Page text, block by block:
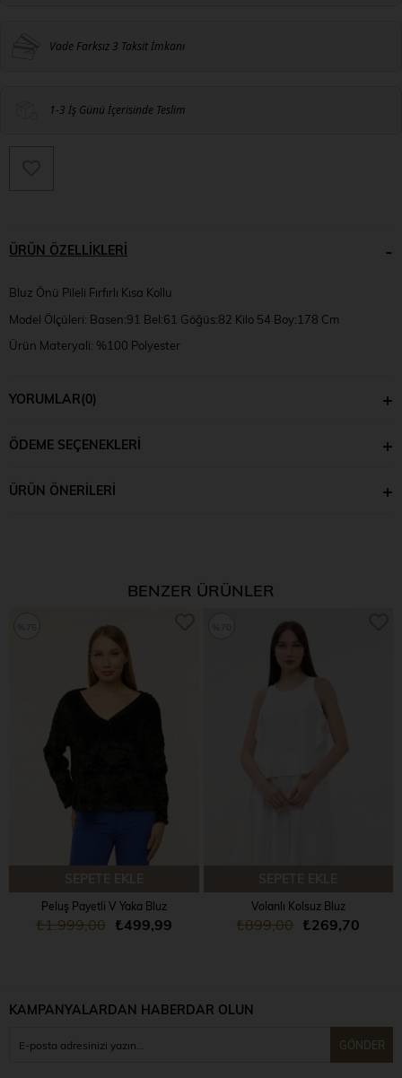
Vade Farksız 3 Taksit İmkanı
1-3 İş Günü İçerisinde Teslim
ÜRÜN ÖZELLIKLERI
Bluz Önü Pileli Fırfırlı Kısa Kollu
Model Ölçüleri: Basen:91 Bel:61 Göğüs:82 Kilo 54 Boy:178 Cm
Ürün Materyali: %100 Polyester
YORUMLAR(0)
ÖDEME SEÇENEKLERI
ÜRÜN ÖNERILERI
BENZER ÜRÜNLER
Peluş Payetli V Yaka Bluz
₺499,99
₺1.999,00
Volanlı Kolsuz Bluz
₺269,70
₺899,00
KAMPANYALARDAN HABERDAR OLUN
GÖNDER